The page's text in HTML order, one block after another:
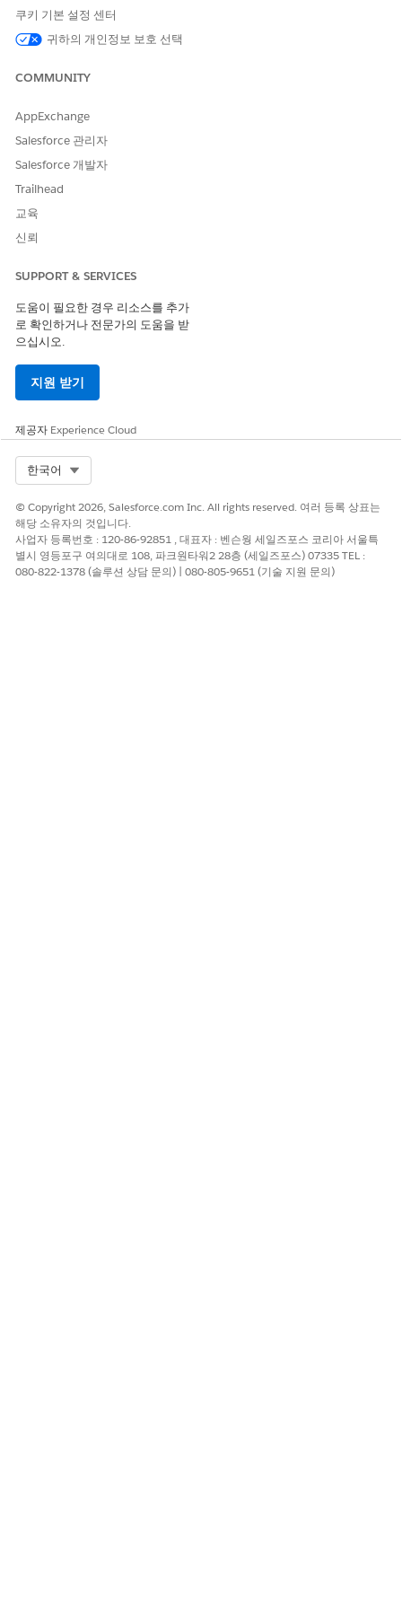
https://help.salesforce.com/s/articleView?
005321638
쿠키 기본 설정 센터
귀하의 개인정보 보호 선택
COMMUNITY
AppExchange
Salesforce 관리자
Salesforce 개발자
Trailhead
교육
신뢰
SUPPORT & SERVICES
도움이 필요한 경우 리소스를 추가
로 확인하거나 전문가의 도움을 받
으십시오.
지원 받기
제공자 Experience Cloud
한국어
© Copyright 2026, Salesforce.com Inc. All rights reserved. 여러 등록 상표는
해당 소유자의 것입니다.
사업자 등록번호 : 120-86-92851 , 대표자 : 벤슨웡 세일즈포스 코리아 서울특
별시 영등포구 여의대로 108, 파크원타워2 28층 (세일즈포스) 07335 TEL :
080-822-1378 (솔루션 상담 문의) | 080-805-9651 (기술 지원 문의)